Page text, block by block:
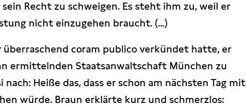
Recht zu schweigen. Es steht ihm zu, weil er
nicht einzugehen braucht. (...)
überraschend coram publico verkündet hatte, er
ermittelnden Staatsanwaltschaft München zu
Heiße das, dass er schon am nächsten Tag mit
würde. Braun erklärte kurz und schmerzlos: